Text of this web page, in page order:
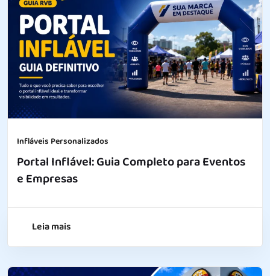
Infláveis Personalizados
Portal Inflável: Guia Completo para Eventos
e Empresas
Leia mais